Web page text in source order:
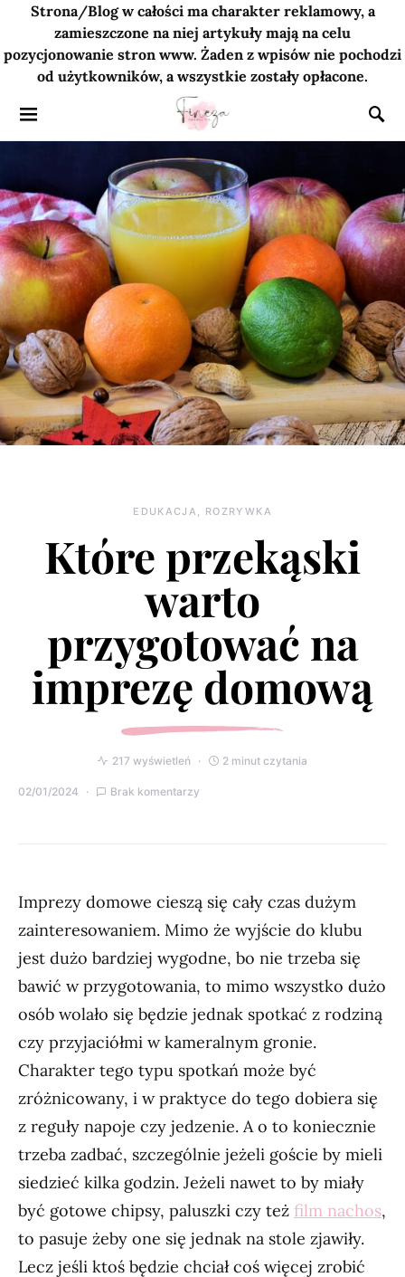
Strona/Blog w całości ma charakter reklamowy, a
zamieszczone na niej artykuły mają na celu
pozycjonowanie stron www. Żaden z wpisów nie pochodzi
od użytkowników, a wszystkie zostały opłacone.
EDUKACJA, ROZRYWKA
Które przekąski
warto
przygotować na
imprezę domową
217 wyświetleń 2 minut czytania
02/01/2024 Brak komentarzy
Imprezy domowe cieszą się cały czas dużym
zainteresowaniem. Mimo że wyjście do klubu
jest dużo bardziej wygodne, bo nie trzeba się
bawić w przygotowania, to mimo wszystko dużo
osób wolało się będzie jednak spotkać z rodziną
czy przyjaciółmi w kameralnym gronie.
Charakter tego typu spotkań może być
zróżnicowany, i w praktyce do tego dobiera się
z reguły napoje czy jedzenie. A o to koniecznie
trzeba zadbać, szczególnie jeżeli goście by mieli
siedzieć kilka godzin. Jeżeli nawet to by miały
być gotowe chipsy, paluszki czy też film nachos,
to pasuje żeby one się jednak na stole zjawiły.
Lecz jeśli ktoś będzie chciał coś więcej zrobić